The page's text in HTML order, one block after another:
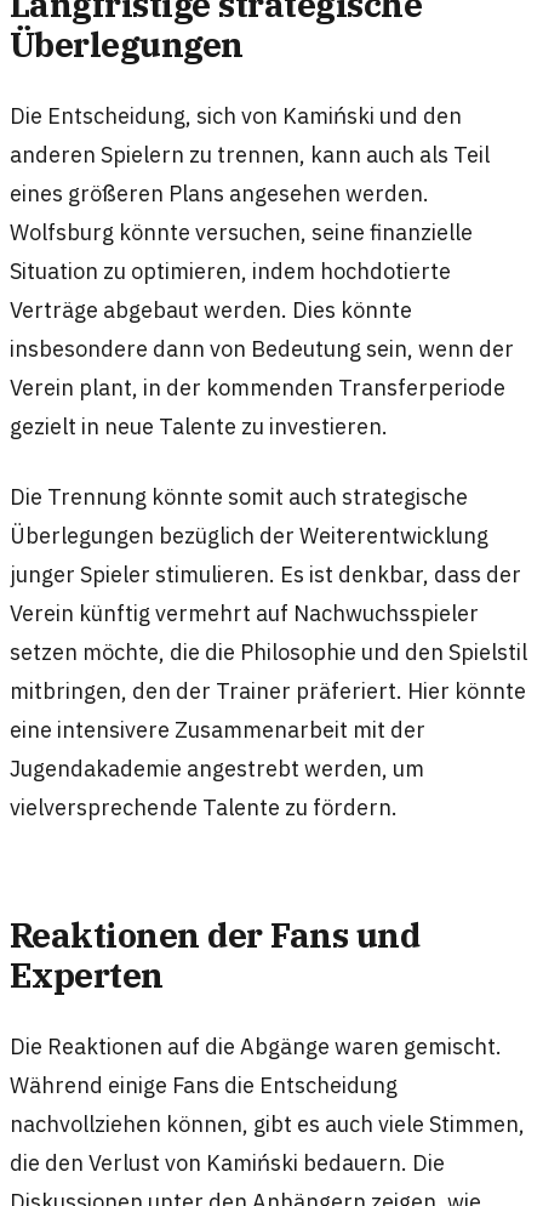
Überlegungen
Die Entscheidung, sich von Kamiński und den
anderen Spielern zu trennen, kann auch als Teil
eines größeren Plans angesehen werden.
Wolfsburg könnte versuchen, seine finanzielle
Situation zu optimieren, indem hochdotierte
Verträge abgebaut werden. Dies könnte
insbesondere dann von Bedeutung sein, wenn der
Verein plant, in der kommenden Transferperiode
gezielt in neue Talente zu investieren.
Die Trennung könnte somit auch strategische
Überlegungen bezüglich der Weiterentwicklung
junger Spieler stimulieren. Es ist denkbar, dass der
Verein künftig vermehrt auf Nachwuchsspieler
setzen möchte, die die Philosophie und den Spielstil
mitbringen, den der Trainer präferiert. Hier könnte
eine intensivere Zusammenarbeit mit der
Jugendakademie angestrebt werden, um
vielversprechende Talente zu fördern.
Reaktionen der Fans und
Experten
Die Reaktionen auf die Abgänge waren gemischt.
Während einige Fans die Entscheidung
nachvollziehen können, gibt es auch viele Stimmen,
die den Verlust von Kamiński bedauern. Die